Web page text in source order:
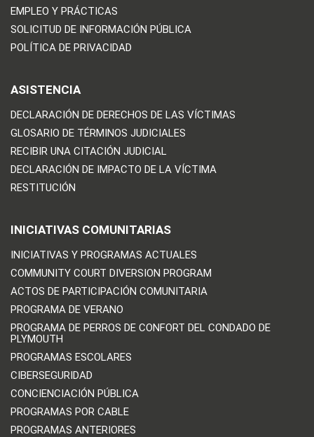
EMPLEO Y PRÁCTICAS
SOLICITUD DE INFORMACIÓN PÚBLICA
POLÍTICA DE PRIVACIDAD
ASISTENCIA
DECLARACIÓN DE DERECHOS DE LAS VÍCTIMAS
GLOSARIO DE TÉRMINOS JUDICIALES
RECIBIR UNA CITACIÓN JUDICIAL
DECLARACIÓN DE IMPACTO DE LA VÍCTIMA
RESTITUCIÓN
INICIATIVAS COMUNITARIAS
INICIATIVAS Y PROGRAMAS ACTUALES
COMMUNITY COURT DIVERSION PROGRAM
ACTOS DE PARTICIPACIÓN COMUNITARIA
PROGRAMA DE VERANO
PROGRAMA DE PERROS DE CONFORT DEL CONDADO DE
PLYMOUTH
PROGRAMAS ESCOLARES
CIBERSEGURIDAD
CONCIENCIACIÓN PÚBLICA
PROGRAMAS POR CABLE
PROGRAMAS ANTERIORES